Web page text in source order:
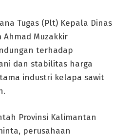
Tugas (Plt) Kepala Dinas
Muzakkir
terhadap
dan stabilitas harga
industri kelapa sawit
Provinsi Kalimantan
perusahaan